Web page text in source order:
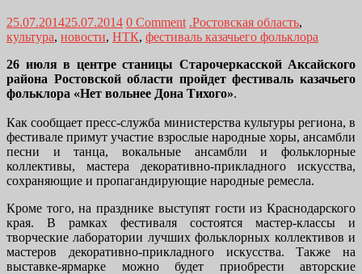
25.07.201425.07.2014 0 Comment .Ростовская область,
культура, новости, НТК, фестиваль казачьего фольклора
26 июля в центре станицы Старочеркасской Аксайского
района Ростовской области пройдет фестиваль казачьего
фольклора «Нет вольнее Дона Тихого».
Как сообщает пресс-служба министерства культуры региона, в
фестивале примут участие взрослые народные хоры, ансамбли
песни и танца, вокальные ансамбли и фольклорные
коллективы, мастера декоративно-прикладного искусства,
сохраняющие и пропагандирующие народные ремесла.
Кроме того, на празднике выступят гости из Краснодарского
края. В рамках фестиваля состоятся мастер-классы и
творческие лаборатории лучших фольклорных коллективов и
мастеров декоративно-прикладного искусства. Также на
выставке-ярмарке можно будет приобрести авторские